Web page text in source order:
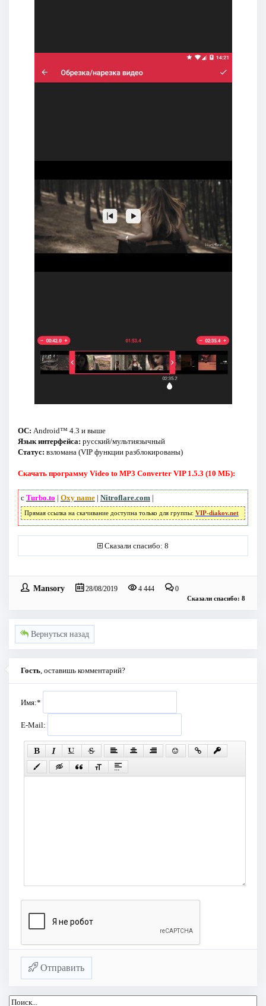
ОС: Android™ 4.3 и выше
Язык интерфейса: русский/мультиязычный
Статус: взломана (VIP функции разблокированы)
Скачать программу Video to MP3 Converter VIP 1.5.3 (10 МБ):
с Turbo.to | Oxy name| Nitroflare.com |
Прямая ссылка на скачивание доступна только для группы: VIP-diakov.net
Сказали спасибо: 8
Mansory 28/08/2019 4 444 0
Сказали спасибо: 8
Вернуться назад
Гость , оставишь комментарий?
Имя:*
E-Mail:
Отправить